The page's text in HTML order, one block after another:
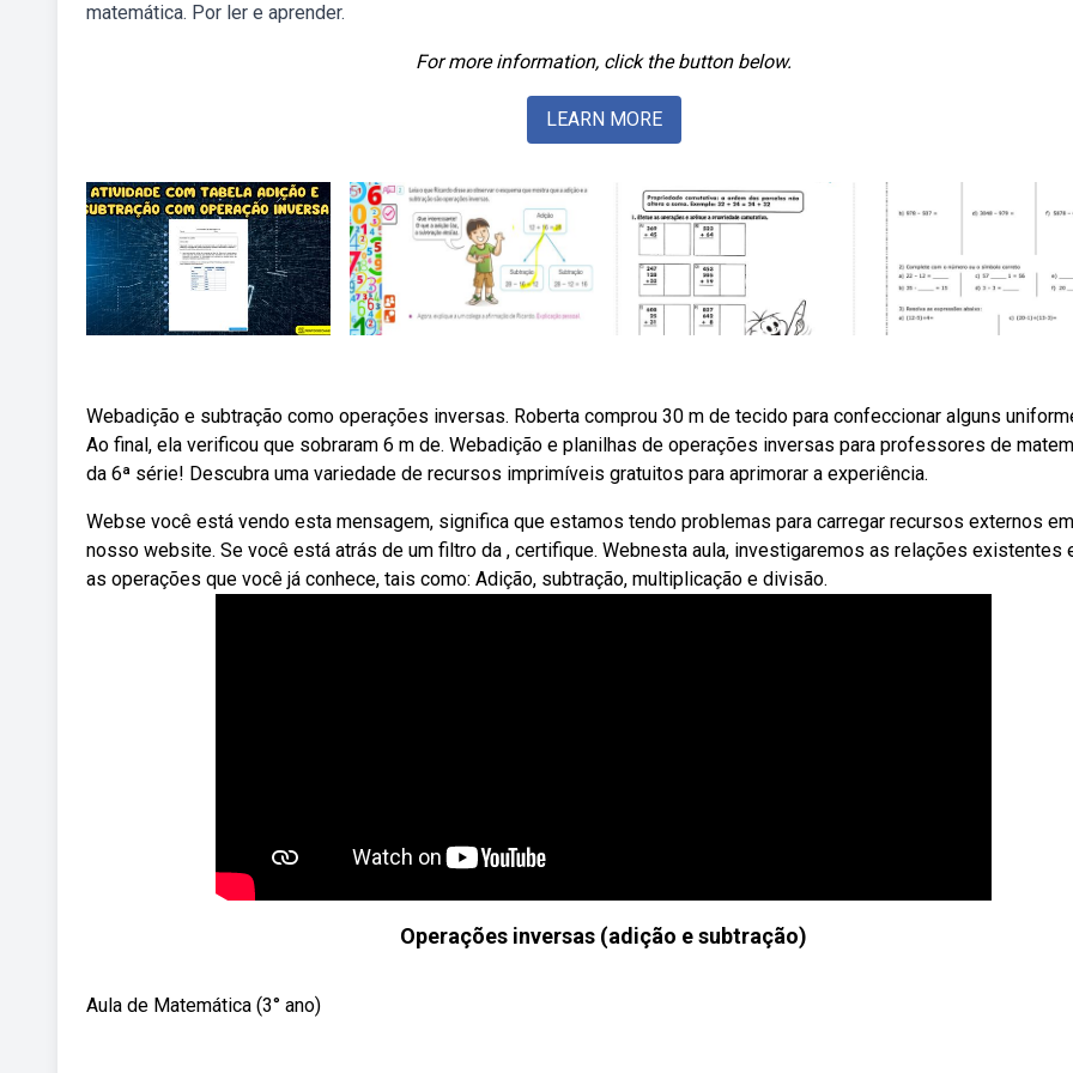
matemática. Por ler e aprender.
For more information, click the button below.
LEARN MORE
Webadição e subtração como operações inversas. Roberta comprou 30 m de tecido para confeccionar alguns
Ao final, ela verificou que sobraram 6 m de. Webadição e planilhas de operações inversas para professores de
da 6ª série! Descubra uma variedade de recursos imprimíveis gratuitos para aprimorar a experiência.
Webse você está vendo esta mensagem, significa que estamos tendo problemas para carregar recursos externos em
nosso website. Se você está atrás de um filtro da , certifique. Webnesta aula, investigaremos as relações existentes
as operações que você já conhece, tais como: Adição, subtração, multiplicação e divisão.
Operações inversas (adição e subtração)
Aula de Matemática (3° ano)